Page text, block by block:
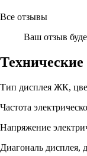
Все отзывы
Ваш отзыв
Тип дисплея ЖК,
Частота
Напряжение
Диагональ дисплея,